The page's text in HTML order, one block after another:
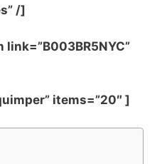
/]
items=”20″ ]